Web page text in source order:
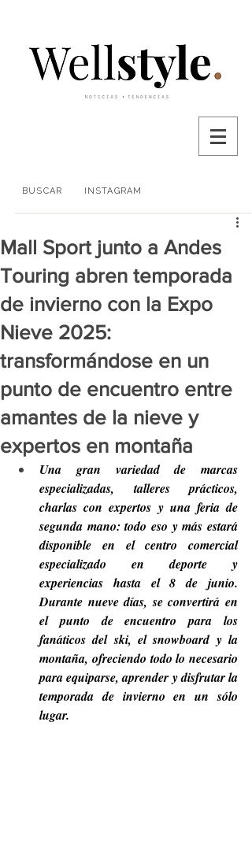
BUSCAR INSTAGRAM
Mall Sport junto a Andes
Touring abren temporada
de invierno con la Expo
Nieve 2025:
transformándose en un
punto de encuentro entre
amantes de la nieve y
expertos en montaña
Una gran variedad de marcas
especializadas, talleres prácticos,
charlas con expertos y una feria de
segunda mano: todo eso y más estará
disponible en el centro comercial
especializado en deporte y
experiencias hasta el 8 de junio.
Durante nueve días, se convertirá en
el punto de encuentro para los
fanáticos del ski, el snowboard y la
montaña, ofreciendo todo lo necesario
para equiparse, aprender y disfrutar la
temporada de invierno en un sólo
lugar.